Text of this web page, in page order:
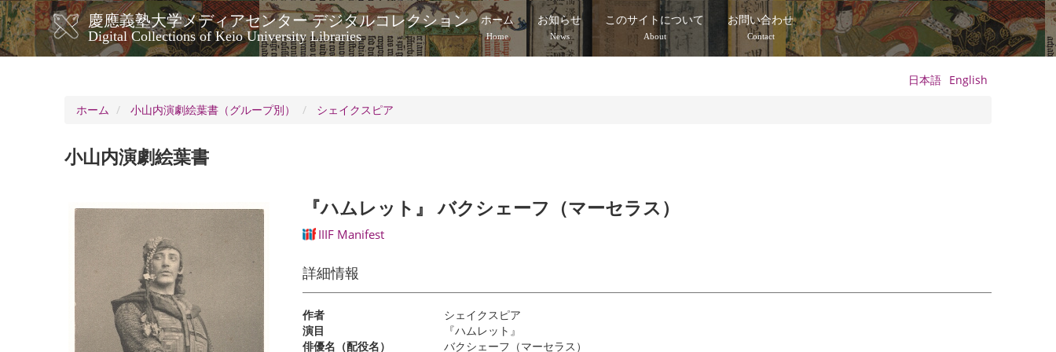
メ
イ
ン
コ
慶應義塾大学メディアセンター デジタルコレクション
Digital Collections of Keio University Libraries
メ
イ
ビ
ー
シ
ホーム
Home
お知らせ
News
このサイトについて
About
お問い合わせ
Contact
日本語 English
ホーム
小山内演劇絵葉書（グループ別） シェイクスピア
小山内演劇絵葉書
『ハムレット』 バクシェーフ（マーセラス）
IIIF Manifest
詳細情報
作者
シェイクスピア
演目
『ハムレット』
俳優名（配役名）
バクシェーフ（マーセラス）